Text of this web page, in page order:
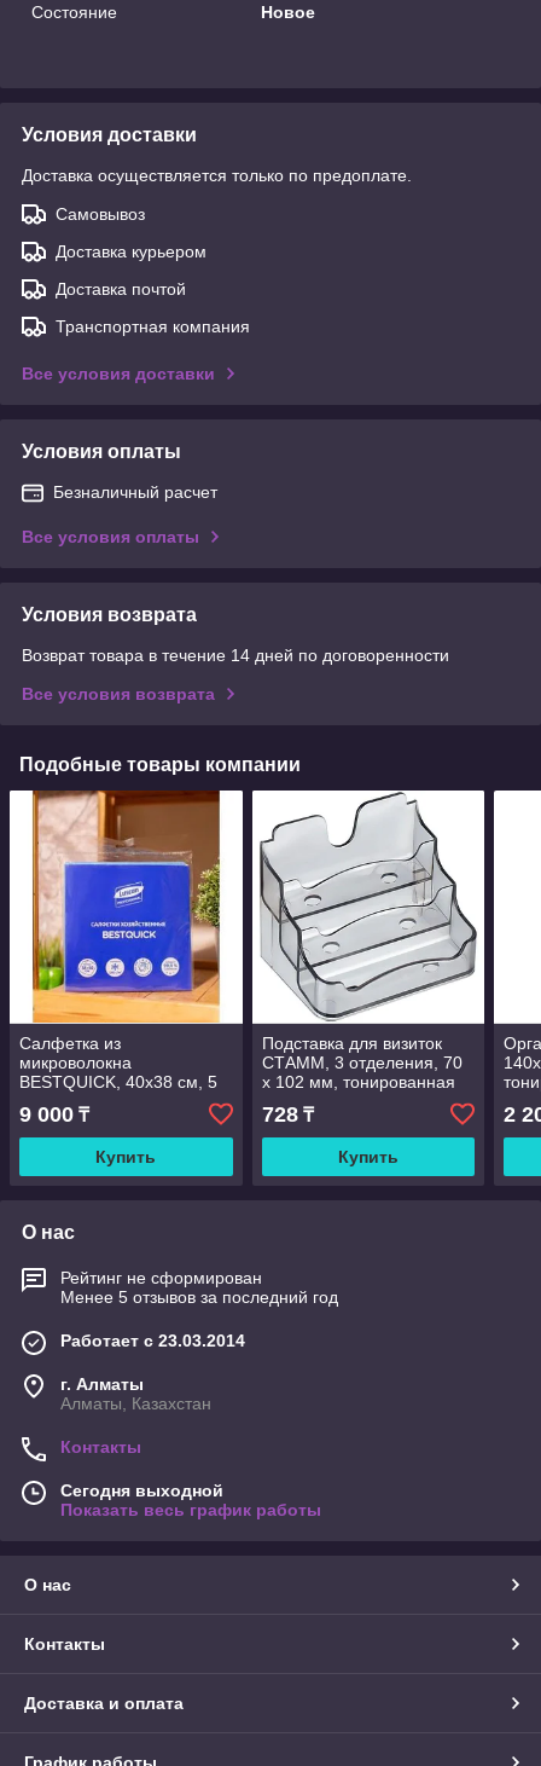
Состояние
Новое
Условия доставки
Доставка осуществляется только по предоплате.
Самовывоз
Доставка курьером
Доставка почтой
Транспортная компания
Все условия доставки
Условия оплаты
Безналичный расчет
Все условия оплаты
Условия возврата
Возврат товара в течение 14 дней по договоренности
Все условия возврата
Подобные товары компании
Салфетка из
микроволокна
BESTQUICK, 40х38 см, 5
шт, 140 гр, Luscan
9 000 ₸
Купить
Подставка для визиток
СТАММ, 3 отделения, 70
х 102 мм, тонированная
серая
728₸
Купить
2
О нас
Рейтинг не сформирован
Менее 5 отзывов за последний год
Работает с 23.03.2014
г. Алматы
Алматы, Казахстан
Контакты
Сегодня выходной
Показать весь график работы
О нас
Контакты
Доставка и оплата